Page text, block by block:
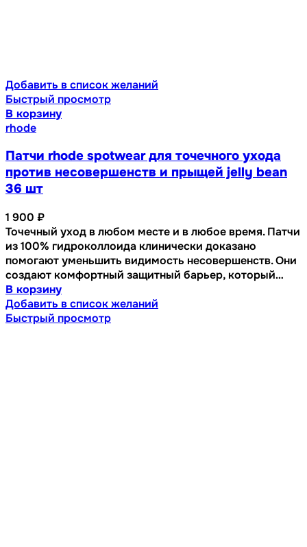
Добавить в список желаний
Быстрый просмотр
В корзину
rhode
Патчи rhode spotwear для точечного ухода
против несовершенств и прыщей jelly bean
36 шт
1 900 ₽
Точечный уход в любом месте и в любое время. Патчи
из 100% гидроколлоида клинически доказано
помогают уменьшить видимость несовершенств. Они
создают комфортный защитный барьер, который…
В корзину
Добавить в список желаний
Быстрый просмотр